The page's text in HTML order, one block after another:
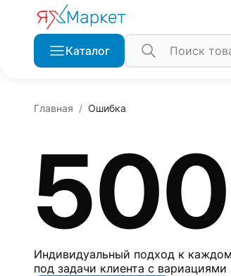
Каталог
Главная Ошибка
500
Индивидуальный подход к
под задачи клиента с